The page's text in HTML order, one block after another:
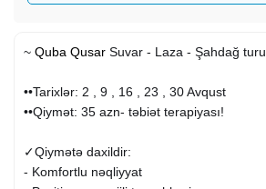
~ Quba Qusar Suvar - Laza - Şahdağ turu
••Tarixlər: 2 , 9 , 16 , 23 , 30 Avqust
••Qiymət: 35 azn- təbiət terapiyası!
✓Qiymətə daxildir:
- Komfortlu nəqliyyat